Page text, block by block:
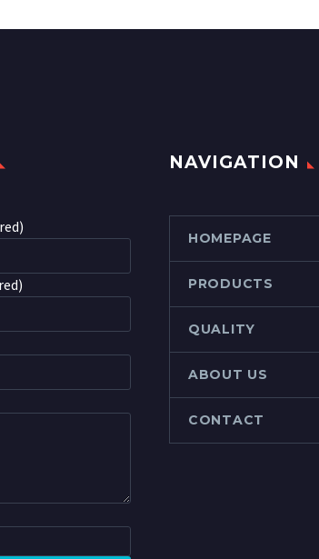
NAVIGATION
HOMEPAGE
PRODUCTS
QUALITY
ABOUT US
CONTACT